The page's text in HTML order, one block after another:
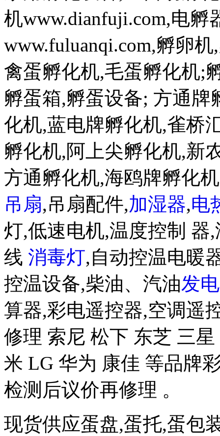
机www.dianfuji.com,电
www.fuluanqi.com,孵卵
禽蛋孵化机,毛蛋孵化机;
孵蛋箱,孵蛋设备; 方通
化机,蓝电牌孵化机,雀桥
孵化机,阿上尖孵化机,新
方通孵化机,海鸥牌孵化
吊扇,吊扇配件,加湿器,电
灯,低速电机,温度控制 器
线 消毒灯,自动控温电暖
控温设备,柴油、汽油发
算器,彩电遥控器,空调遥
修理 索尼 松下 东芝 三
米 LG 华为 康佳 等品牌
检测后议价再修理 。
现货供应蛋盘,蛋托,蛋包